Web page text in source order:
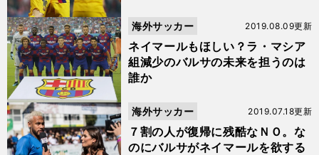
ネイマールもほしい？ラ・マシア
組減少のバルサの未来を担うのは
誰か
2019.08.09更新
海外サッカー
７割の人が復帰に残酷なＮＯ。な
のにバルサがネイマールを欲する
2019.07.18更新
海外サッカー